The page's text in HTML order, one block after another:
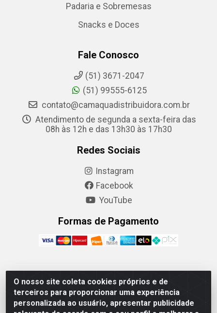
O nosso site coleta cookies próprios e de
terceiros para proporcionar uma experiência
personalizada ao usuário, apresentar publicidade
Padaria e Sobremesas
Snacks e Doces
Fale Conosco
(51) 3671-2047
(51) 99555-6125
contato@camaquadistribuidora.com.br
Atendimento de segunda a sexta-feira das
08h às 12h e das 13h30 às 17h30
Redes Sociais
Instagram
Facebook
YouTube
Formas de Pagamento
Camaquã Distribuidora Ltda - Avenida Conego Luiz W
Hanquet, 1001 - Parque Residencial do Arroio Duro,
Camaquã/RS - CEP 96.789-102 - CNPJ
07.061.124/0001-26